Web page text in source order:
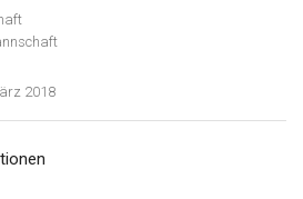
2018
Finnish Championship